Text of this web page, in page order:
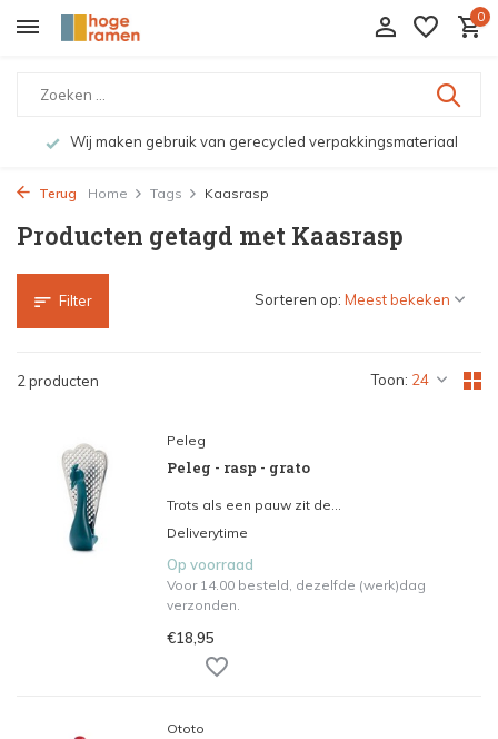
0
Wij maken gebruik van gerecycled verpakkingsmateriaal
Terug Home Tags Kaasrasp
Producten getagd met Kaasrasp
Filter
2 producten Toon:
Sorteren op:
Peleg
Peleg - rasp - grato
Trots als een pauw zit de...
Deliverytime
Op voorraad
Voor 14.00 besteld, dezelfde (werk)dag
verzonden.
€18,95
Ototo